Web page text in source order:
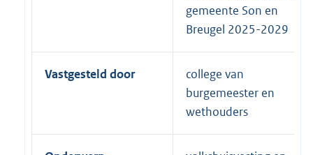
gemeente Son en
Breugel 2025-2029
Vastgesteld door
college van
burgemeester en
wethouders